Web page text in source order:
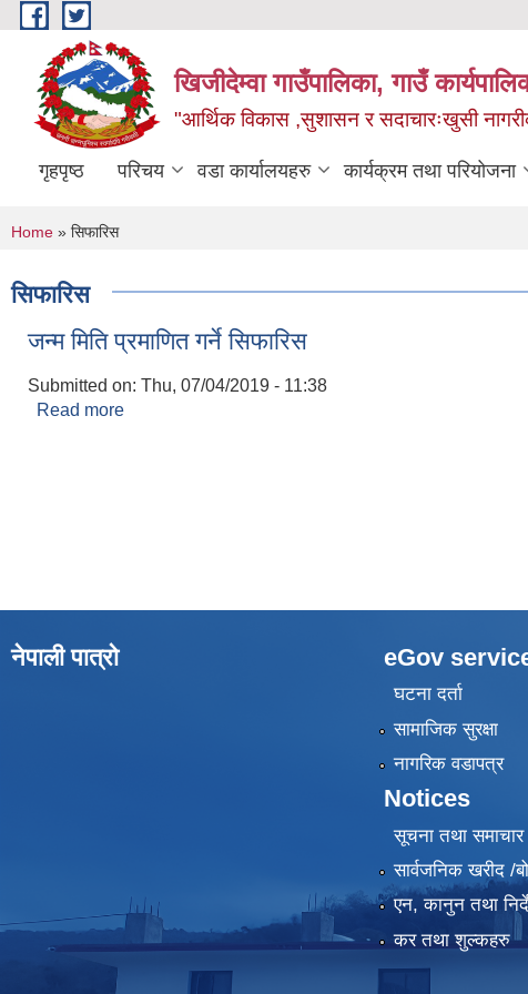
Skip to main content
खिजीदेम्वा गाउँपालिका, गाउँ
"आर्थिक विकास ,सुशासन र सदाचारःखुसी
गृहपृष्ठ परिचय वडा कार्यालयहरु कार्यक्रम तथा परियोजना
You are here
Home » सिफारिस
सिफारिस
जन्म मिति प्रमाणित गर्ने सिफारिस
Submitted on: Thu, 07/04/2019 - 11:38
Read more
नेपाली पात्रो eGov
घटना दर्ता
सामाजिक सुरक्षा
नागरिक वडापत्र
Notices
सूचना तथा समाचार
सार्वजनिक खरीद /
एन, कानुन तथा
कर तथा शुल्कहरु